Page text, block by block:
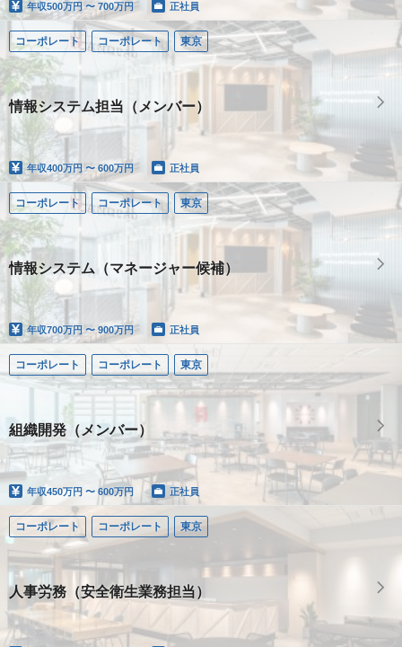
年収500万円 〜 700万円 正社員
コーポレート コーポレート 東京
情報システム担当（メンバー）
年収400万円 〜 600万円 正社員
コーポレート コーポレート 東京
情報システム（マネージャー候補）
年収700万円 〜 900万円 正社員
コーポレート コーポレート 東京
組織開発（メンバー）
年収450万円 〜 600万円 正社員
コーポレート コーポレート 東京
人事労務（安全衛生業務担当）